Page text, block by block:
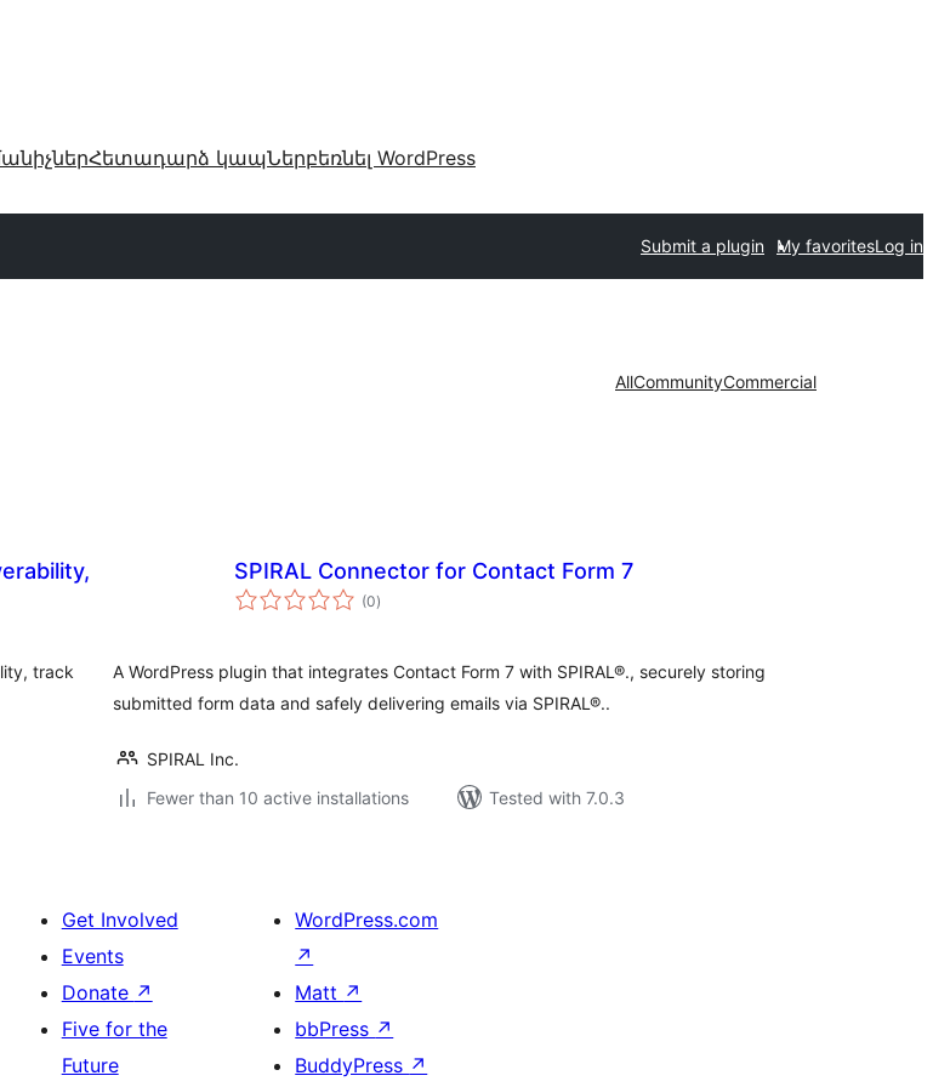
Հետադարձ կապՆերբեռնել WordPress
Submit a plugin My favoritesLog in
AllCommunityCommercial
track
SPIRAL Connector for Contact Form 7
(0total
ratings
)
A WordPress plugin that integrates Contact Form 7 with SPIRAL®., securely storing
submitted form data and safely delivering emails via SPIRAL®..
SPIRAL Inc.
Fewer than 10 active installations
Tested with 7.0.3
Get Involved
Events
Donate ↗
Five for the
Future
WordPress.com
↗
Matt ↗
bbPress ↗
BuddyPress ↗